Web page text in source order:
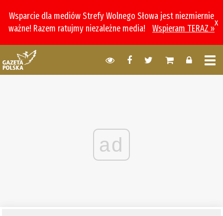
Wsparcie dla mediów Strefy Wolnego Słowa jest niezmiernie
ważne! Razem ratujmy niezależne media!
Wspieram TERAZ »
x
ad